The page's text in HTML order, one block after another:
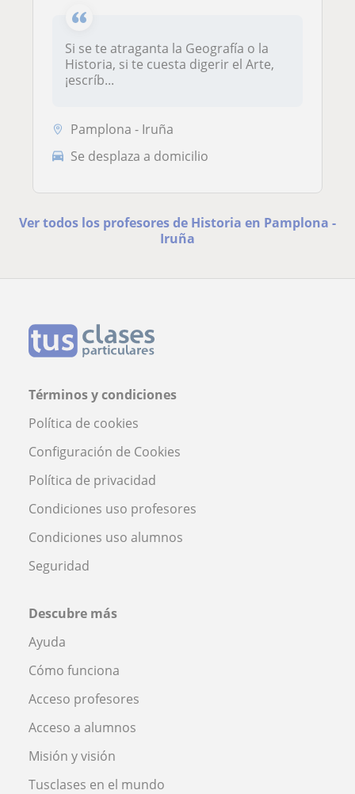
Si se te atraganta la Geografía o la
Historia, si te cuesta digerir el Arte,
¡escríb...
Pamplona - Iruña
Se desplaza a domicilio
Ver todos los profesores de Historia en Pamplona -
Iruña
Términos y condiciones
Política de cookies
Configuración de Cookies
Política de privacidad
Condiciones uso profesores
Condiciones uso alumnos
Seguridad
Descubre más
Ayuda
Cómo funciona
Acceso profesores
Acceso a alumnos
Misión y visión
Tusclases en el mundo